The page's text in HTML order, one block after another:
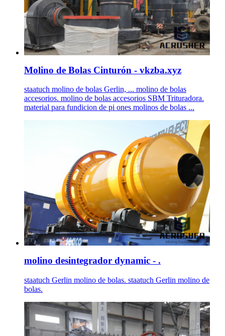
Molino de Bolas Cinturón - vkzba.xyz
staatuch molino de bolas Gerlin, ... molino de bolas
accesorios. molino de bolas accesorios SBM Trituradora.
material para fundicion de pi ones molinos de bolas ...
molino desintegrador dynamic - .
staatuch Gerlin molino de bolas. staatuch Gerlin molino de
bolas.